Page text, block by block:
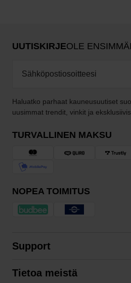
UUTISKIRJEOLE
Haluatko parhaat kauneusuutiset
uusimmat trendit, vinkit ja
TURVALLINEN MAKSU
NOPEA TOIMITUS
Support
Tietoa meistä